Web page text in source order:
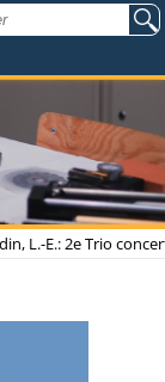
L.-E.: 2e Trio